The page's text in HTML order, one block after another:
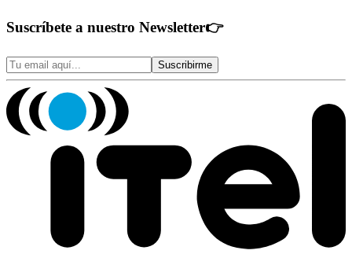
Suscríbete a nuestro Newsletter👉
Suscribirme